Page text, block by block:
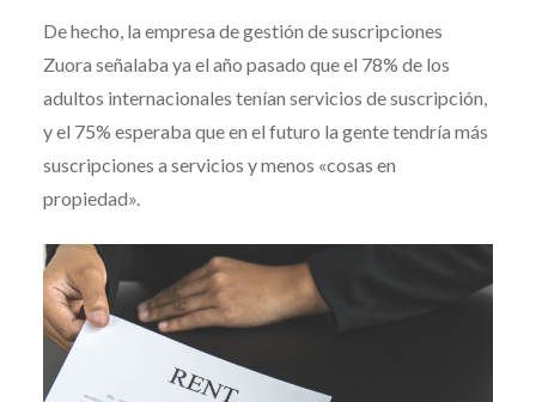
De hecho, la empresa de gestión de suscripciones
Zuora señalaba ya el año pasado que el 78% de los
adultos internacionales tenían servicios de suscripción,
y el 75% esperaba que en el futuro la gente tendría más
suscripciones a servicios y menos «cosas en
propiedad».